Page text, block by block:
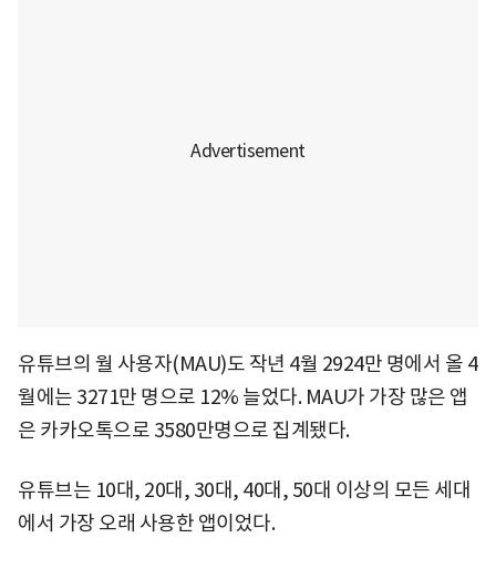
유튜브의 월 사용자(MAU)도 작년 4월 2924만 명에서 올 4
월에는 3271만 명으로 12% 늘었다. MAU가 가장 많은 앱
은 카카오톡으로 3580만명으로 집계됐다.
유튜브는 10대, 20대, 30대, 40대, 50대 이상의 모든 세대
에서 가장 오래 사용한 앱이었다.